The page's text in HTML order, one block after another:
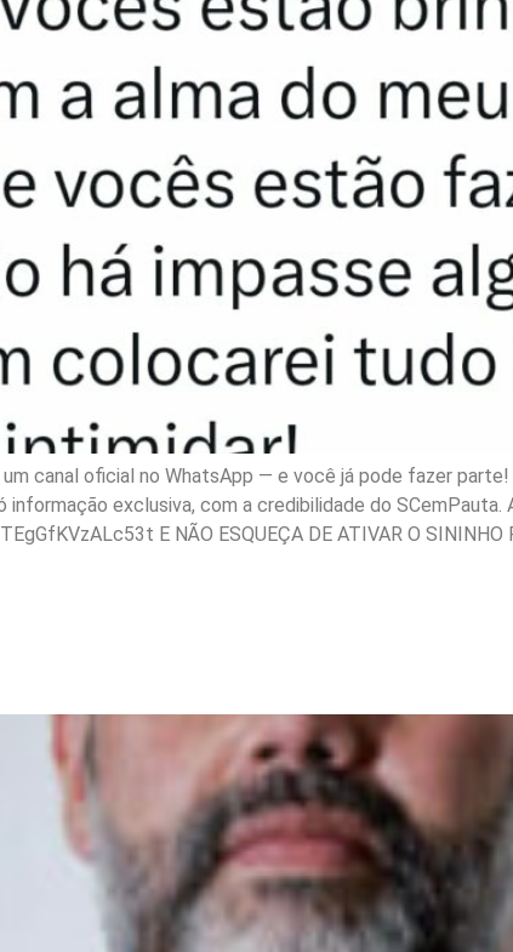
canal oficial no WhatsApp — e você já pode fazer
informação exclusiva, com a credibilidade do SCemPauta.
E NÃO ESQUEÇA DE ATIVAR O SININHO